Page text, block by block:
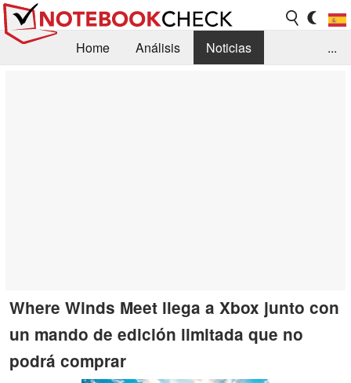
Home Análisis
Noticias
...
Where Winds Meet llega a Xbox junto con
un mando de edición limitada que no
podrá comprar